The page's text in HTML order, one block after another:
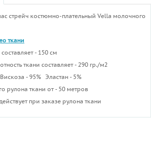
стрейч костюмно-плательный Vella молочного
ткани
- 150 см
ткани составляет - 290 гр./м2
- 95% Эластан - 5%
рулона ткани от - 50 метров
при заказе рулона ткани